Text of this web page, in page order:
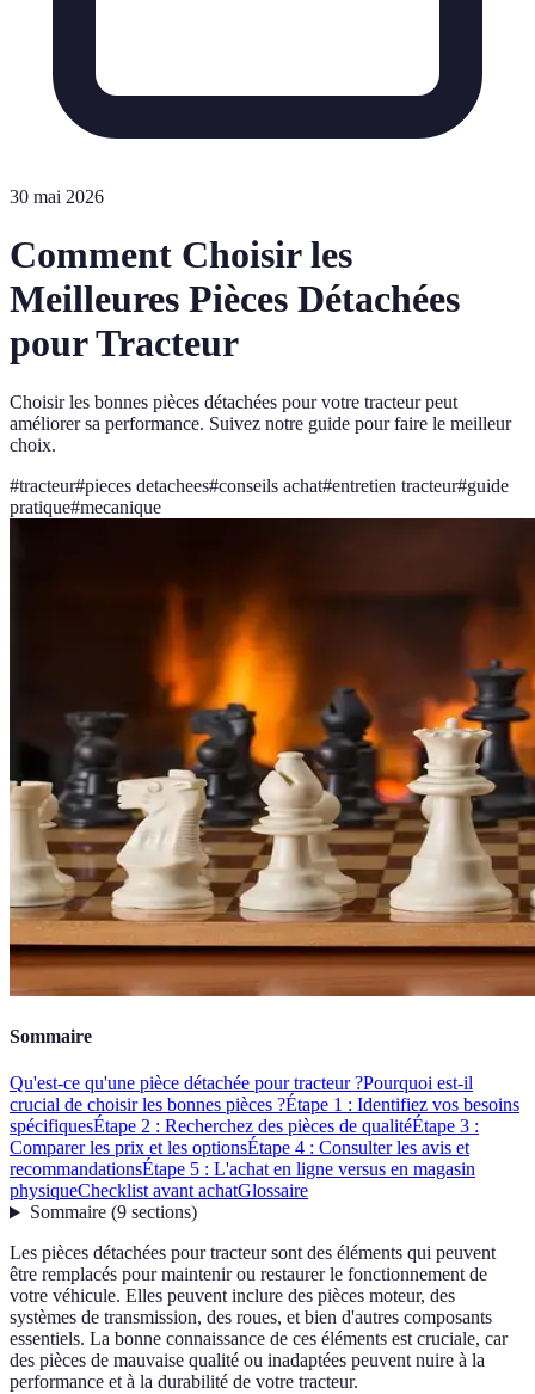
30 mai 2026
Comment Choisir les
Meilleures Pièces Détachées
pour Tracteur
Choisir les bonnes pièces détachées pour votre tracteur peut
améliorer sa performance. Suivez notre guide pour faire le meilleur
choix.
#tracteur#pieces detachees#conseils achat#entretien tracteur#guide
pratique#mecanique
Sommaire
Qu'est-ce qu'une pièce détachée pour tracteur ?Pourquoi est-il
crucial de choisir les bonnes pièces ?Étape 1 : Identifiez vos besoins
spécifiquesÉtape 2 : Recherchez des pièces de qualitéÉtape 3 :
Comparer les prix et les optionsÉtape 4 : Consulter les avis et
recommandationsÉtape 5 : L'achat en ligne versus en magasin
physiqueChecklist avant achatGlossaire
Sommaire(9 sections)
Les pièces détachées pour tracteur sont des éléments qui peuvent
être remplacés pour maintenir ou restaurer le fonctionnement de
votre véhicule. Elles peuvent inclure des pièces moteur, des
systèmes de transmission, des roues, et bien d'autres composants
essentiels. La bonne connaissance de ces éléments est cruciale, car
des pièces de mauvaise qualité ou inadaptées peuvent nuire à la
performance et à la durabilité de votre tracteur.